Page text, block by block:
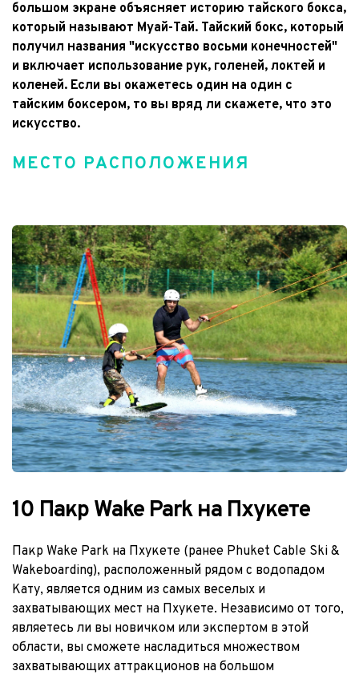
большом экране объясняет историю тайского бокса,
который называют Муай-Тай. Тайский бокс, который
получил названия "искусство восьми конечностей"
и включает использование рук, голеней, локтей и
коленей. Если вы окажетесь один на один с
тайским боксером, то вы вряд ли скажете, что это
искусство.
МЕСТО РАСПОЛОЖЕНИЯ
10 Пакр Wake Park на Пхукете
Пакр Wake Park на Пхукете (ранее Phuket Cable Ski &
Wakeboarding), расположенный рядом с водопадом
Кату, является одним из самых веселых и
захватывающих мест на Пхукете. Независимо от того,
являетесь ли вы новичком или экспертом в этой
области, вы сможете насладиться множеством
захватывающих аттракционов на большом